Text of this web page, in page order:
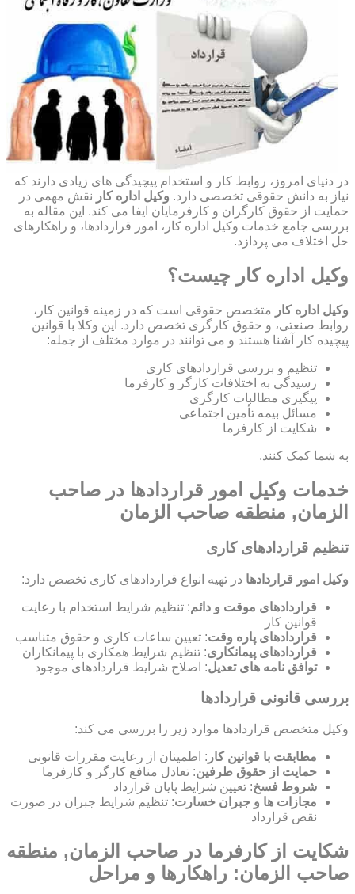
در دنیای امروز، روابط کار و استخدام پیچیدگی های زیادی دارند که
نیاز به دانش حقوقی تخصصی دارد. وکیل اداره کار نقش مهمی در
حمایت از حقوق کارگران و کارفرمایان ایفا می کند. این مقاله به
بررسی جامع خدمات وکیل اداره کار، امور قراردادها، و راهکارهای
حل اختلاف می پردازد.
وکیل اداره کار چیست؟
وکیل اداره کار متخصص حقوقی است که در زمینه قوانین کار،
روابط صنعتی، و حقوق کارگری تخصص دارد. این وکلا با قوانین
پیچیده کار آشنا هستند و می توانند در موارد مختلف از جمله:
تنظیم و بررسی قراردادهای کاری
رسیدگی به اختلافات کارگر و کارفرما
پیگیری مطالبات کارگری
مسائل بیمه تأمین اجتماعی
شکایت از کارفرما
به شما کمک کنند.
خدمات وکیل امور قراردادها در صاحب
الزمان, منطقه صاحب الزمان
تنظیم قراردادهای کاری
وکیل امور قراردادها در تهیه انواع قراردادهای کاری تخصص دارد:
قراردادهای موقت و دائم: تنظیم شرایط استخدام با رعایت
قوانین کار
قراردادهای پاره وقت: تعیین ساعات کاری و حقوق متناسب
قراردادهای پیمانکاری: تنظیم شرایط همکاری با پیمانکاران
توافق نامه های تعدیل: اصلاح شرایط قراردادهای موجود
بررسی قانونی قراردادها
وکیل متخصص قراردادها موارد زیر را بررسی می کند:
مطابقت با قوانین کار : اطمینان از رعایت مقررات قانونی
حمایت از حقوق طرفین: تعادل منافع کارگر و کارفرما
شروط فسخ: تعیین شرایط پایان قرارداد
مجازات ها و جبران خسارت: تنظیم شرایط جبران در صورت
نقض قرارداد
شکایت از کارفرما در صاحب الزمان, منطقه
صاحب الزمان: راهکارها و مراحل